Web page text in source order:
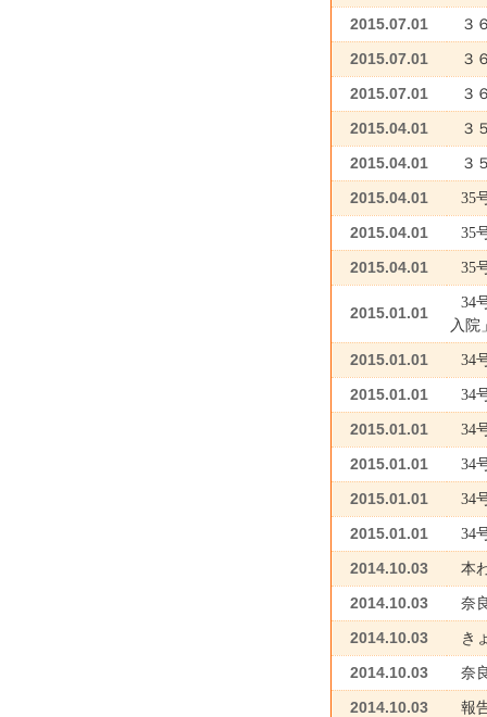
2015.07.01 ３
2015.07.01 ３
2015.07.01 ３
2015.04.01 ３
2015.04.01 ３
2015.04.01 35
2015.04.01 35
2015.04.01 35
2015.01.01
34
入院
2015.01.01 34
2015.01.01 34
2015.01.01 34
2015.01.01 34
2015.01.01 34
2015.01.01 34
2014.10.03 本
2014.10.03 奈
2014.10.03 き
2014.10.03 奈
2014.10.03 報